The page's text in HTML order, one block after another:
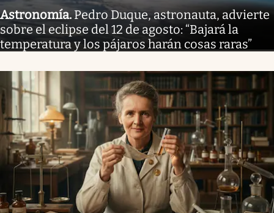
Astronomía. Pedro Duque, astronauta, advierte
sobre el eclipse del 12 de agosto: “Bajará la
temperatura y los pájaros harán cosas raras”